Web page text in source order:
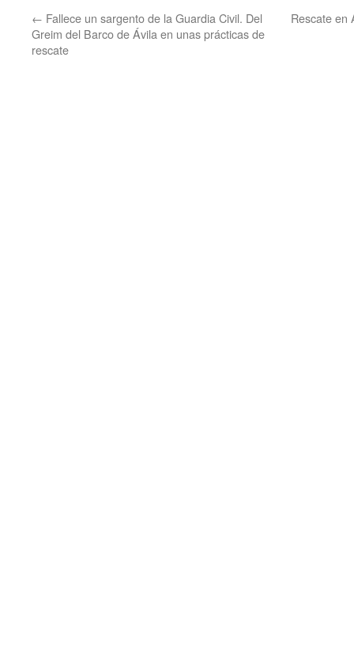
← Fallece un sargento de la Guardia Civil. Del
Greim del Barco de Ávila en unas prácticas de
rescate
Rescate en